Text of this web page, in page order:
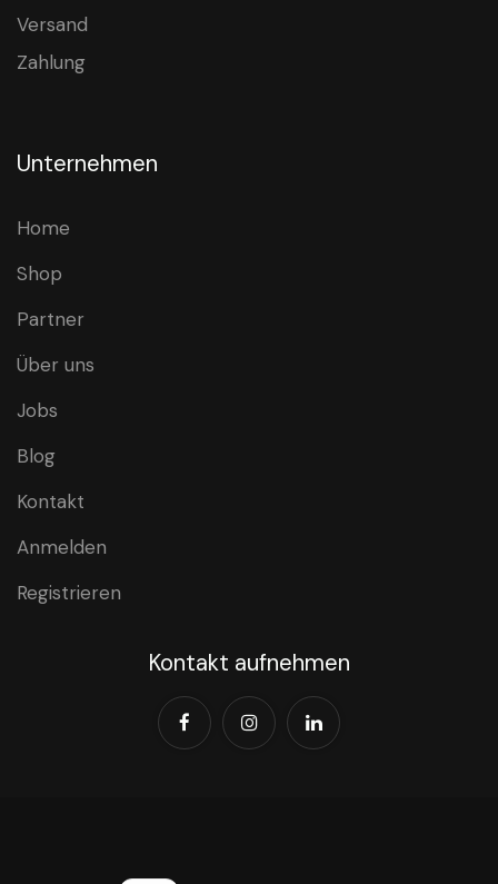
Versand
Zahlung
Unternehmen
Home
Shop
Partner
Über uns
Jobs
Blog
Kontakt
Anmelden
Registrieren
Kontakt aufnehmen